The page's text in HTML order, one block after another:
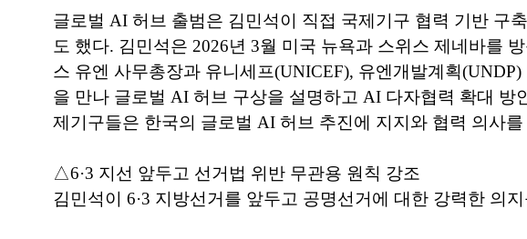
글로벌 AI 허브 출범은 김민석이 직접 국제기구 협력 기반 구
도 했다. 김민석은 2026년 3월 미국 뉴욕과 스위스 제네바를
스 유엔 사무총장과 유니세프(UNICEF), 유엔개발계획
을 만나 글로벌 AI 허브 구상을 설명하고 AI 다자협력 확대 방
제기구들은 한국의 글로벌 AI 허브 추진에 지지와 협력 의사
△6·3 지선 앞두고 선거법 위반 무관용 원칙 강조
김민석이 6·3 지방선거를 앞두고 공명선거에 대한 강력한 의